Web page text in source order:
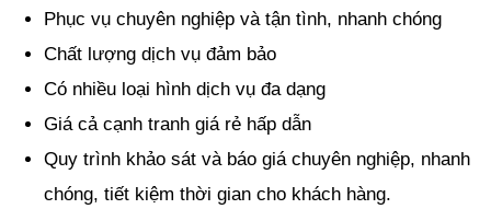
Phục vụ chuyên nghiệp và tận tình, nhanh chóng
Chất lượng dịch vụ đảm bảo
Có nhiều loại hình dịch vụ đa dạng
Giá cả cạnh tranh giá rẻ hấp dẫn
Quy trình khảo sát và báo giá chuyên nghiệp, nhanh
chóng, tiết kiệm thời gian cho khách hàng.